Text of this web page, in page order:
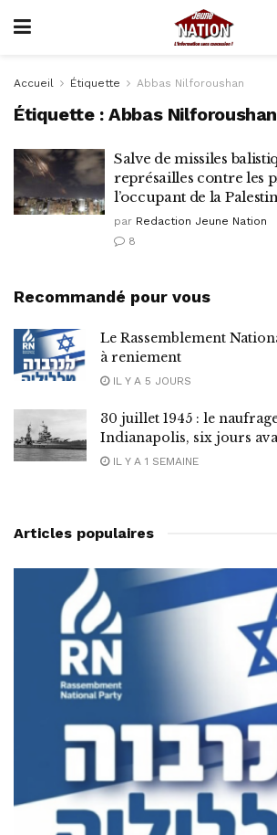
Accueil Étiquette Abbas Nilforoushan
Étiquette :Abbas Nilforoushan
Salve de missiles
représailles contre les
l’occupant de la
par Redaction Jeune Nation
8
Recommandé pour vous
Le Rassemblement
à reniement
IL Y A 5 JOURS
30 juillet 1945 : le naufrage
Indianapolis, six jours
IL Y A 1 SEMAINE
Articles populaires